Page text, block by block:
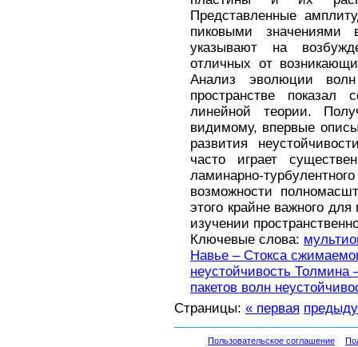
Представленные
пиковыми
указывают на
отличных от
Анализ эволюции
пространстве
линейной теории.
видимому, впервые
развития
часто играет
ламинарно-
возможности
этого крайне важного
изучении
Ключевые слова:
Навье – Стокса
неустойчивость Толмина
пакетов волн
Страницы: « первая
Пользовательское соглашение